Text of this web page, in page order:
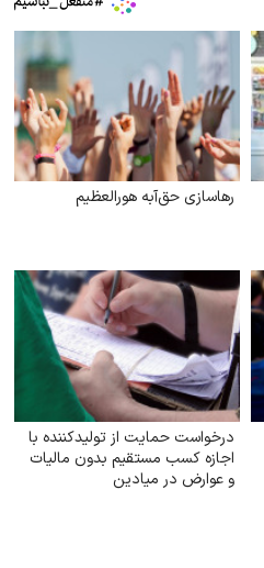
رهاسازی حق‌آبه هورالعظیم
درخواست حمایت از تولیدکننده با
اجازه کسب مستقیم بدون مالیات
و عوارض در میادین